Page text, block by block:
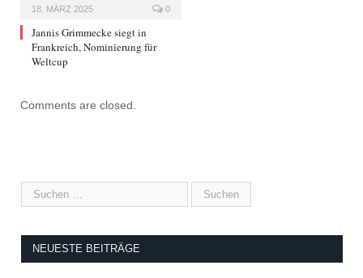
18. MÄRZ 2025 0
Jannis Grimmecke siegt in
Frankreich, Nominierung für
Weltcup
Comments are closed.
NEUESTE BEITRÄGE